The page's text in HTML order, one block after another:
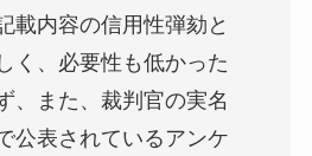
載内容の信用性弾劾と
く、必要性も低かった
、また、裁判官の実名
公表されているアンケ